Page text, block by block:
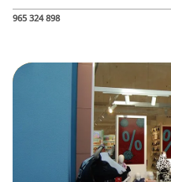
965 324 898